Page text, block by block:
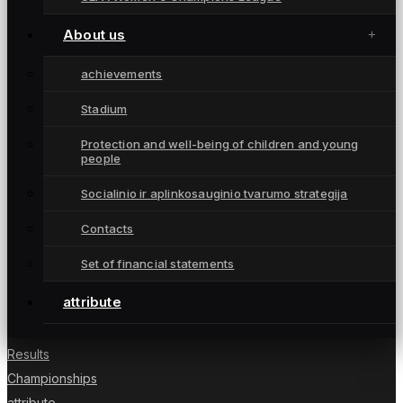
About us
achievements
Stadium
Protection and well-being of children and young
people
Socialinio ir aplinkosauginio tvarumo strategija
Contacts
Set of financial statements
attribute
Moterų futbolo klubas „Gintra“ – daugkartinės
Lietuvos čempionės iš Šiaulių, atstovaujančios
NUORODOS
Results
Championships